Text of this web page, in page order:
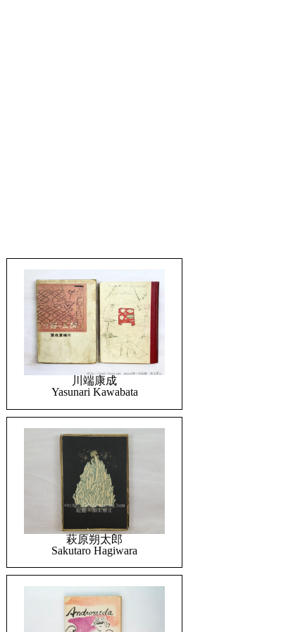
川端康成
Yasunari Kawabata
萩原朔太郎
Sakutaro Hagiwara